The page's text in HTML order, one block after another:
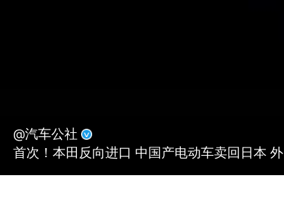
@汽车公社
首次！本田反向进口 中国产电动车卖回日本